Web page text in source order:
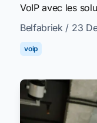
VoIP avec les
Belfabriek / 23
voip